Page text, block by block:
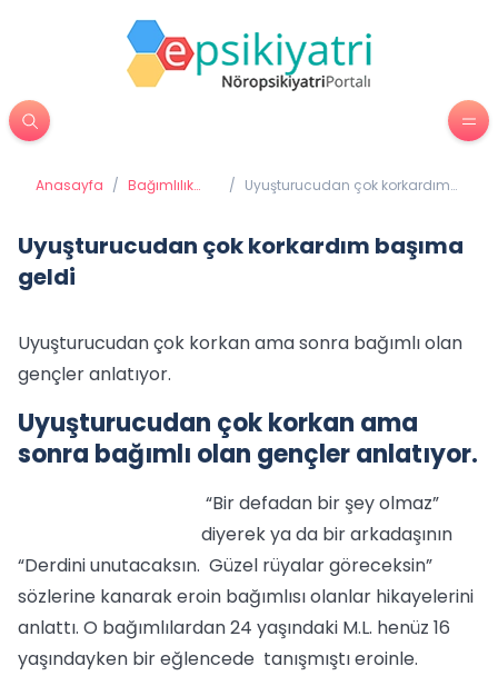
Anasayfa / Bağımlılık
/ Uyuşturucudan çok korkardım
Uyuşturucudan çok korkardım başıma
geldi
Uyuşturucudan çok korkan ama sonra bağımlı olan
gençler anlatıyor.
Uyuşturucudan çok korkan ama
sonra bağımlı olan gençler anlatıyor.
“Bir defadan bir şey olmaz”
diyerek ya da bir arkadaşının
“Derdini unutacaksın. Güzel rüyalar göreceksin”
sözlerine kanarak eroin bağımlısı olanlar hikayelerini
anlattı. O bağımlılardan 24 yaşındaki M.L. henüz 16
yaşındayken bir eğlencede tanışmıştı eroinle.